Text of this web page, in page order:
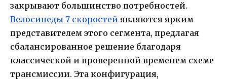
закрывают большинство потребностей.
Велосипеды 7 скоростей являются ярким
представителем этого сегмента, предлагая
сбалансированное решение благодаря
классической и проверенной временем схеме
трансмиссии. Эта конфигурация,